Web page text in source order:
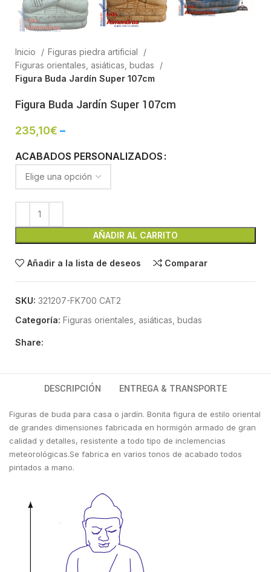
Inicio
Figuras piedra artificial
Figuras orientales, asiáticas, budas
Figura Buda Jardín Super 107cm
Figura Buda Jardín Super 107cm
235,10€ –
ACABADOS PERSONALIZADOS
AÑADIR AL CARRITO
Añadir a la lista de deseos Comparar
SKU: 321207-FK700 CAT2
Categoría: Figuras orientales, asiáticas, budas
Share:
DESCRIPCIÓN ENTREGA & TRANSPORTE
Figuras de buda para casa o jardín. Bonita figura de estilo oriental
de grandes dimensiones fabricada en hormigón armado de gran
calidad y detalles, resistente a todo tipo de inclemencias
meteorológicas.Se fabrica en varios tonos de acabado todos
pintados a mano.